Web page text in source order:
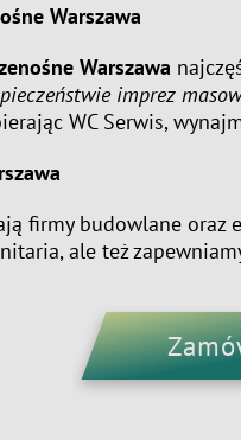
Warszawa
Warszawa
imprez
WC Serwis,
firmy budowlane oraz
ale też